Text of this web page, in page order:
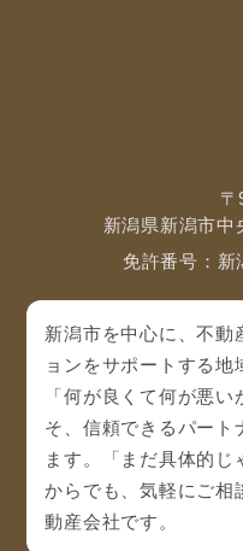
新潟県新潟市中
免許番号：新
新潟市を中心に、不動
ョンをサポートする地
「何が良くて何が悪
そ、信頼できるパート
ます。「まだ具体的
からでも、気軽にご相
動産会社です。